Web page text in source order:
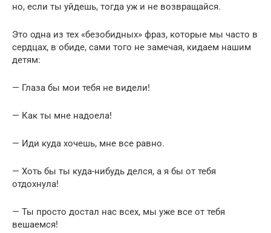
но, если ты уйдешь, тогда уж и не возвращайся.
Это одна из тех «безобидных» фраз, которые мы часто в
сердцах, в обиде, сами того не замечая, кидаем нашим
детям:
— Глаза бы мои тебя не видели!
— Как ты мне надоела!
— Иди куда хочешь, мне все равно.
— Хоть бы ты куда-нибудь делся, а я бы от тебя
отдохнула!
— Ты просто достал нас всех, мы уже все от тебя
вешаемся!